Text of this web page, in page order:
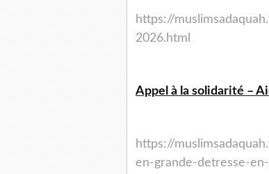
https://
2026.html
Appel à la solidarité –
https://
en-grande-detresse-